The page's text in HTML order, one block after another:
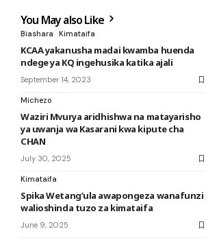
You May also Like
Biashara Kimataifa
KCAA yakanusha madai kwamba huenda
ndege ya KQ ingehusika katika ajali
September 14, 2023
Michezo
Waziri Mvurya aridhishwa na matayarisho
ya uwanja wa Kasarani kwa kipute cha
CHAN
July 30, 2025
Kimataifa
Spika Wetang’ula awapongeza wanafunzi
walioshinda tuzo za kimataifa
June 9, 2025